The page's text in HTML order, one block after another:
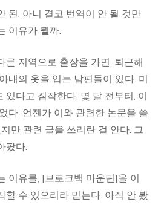
된, 아니 결코 번역이 안 될 것만
이유가 뭘까.
른 지역으로 출장을 가면, 퇴근해
내의 옷을 입는 남편들이 있다. 미
있다고 짐작한다. 몇 달 전부터, 이
다. 언젠가 이와 관련한 논문을 쓸
만 관련 글을 쓰리란 걸 안다. 그
팠다.
이유를, [브로크백 마운틴]을 이
할 수 있으리라 믿는다. 아직 안 봤